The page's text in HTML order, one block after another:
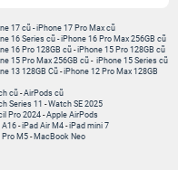
17 cũ-iPhone 17 Pro Max cũ
16 Series cũ - iPhone 16 Pro Max 256GB cũ
16 Pro 128GB cũ-iPhone 15 Pro 128GB cũ
15 Pro Max 256GB cũ - iPhone 15 Series cũ
13 128GB Cũ -iPhone 12 Pro Max 128GB
cũ -AirPods cũ
Series 11 -Watch SE 2025
Pro 2024-Apple AirPods
A16-iPad Air M4 -iPad mini 7
Pro M5 - MacBook Neo